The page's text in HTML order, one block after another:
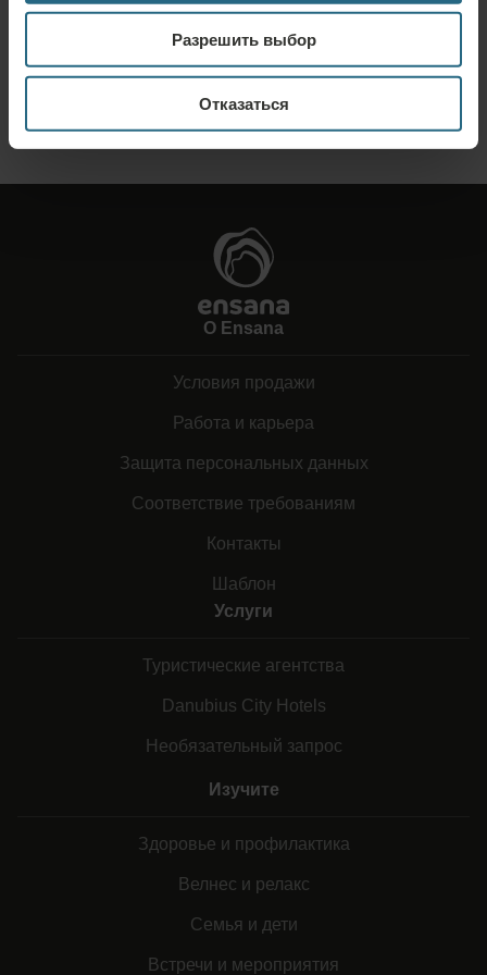
Разрешить выбор
Отказаться
наилучшее предложение. Мы будем рады предоставить вам
дополнительную информацию, которую вы не нашли на нашем сайте.
О Ensana
Условия продажи
Работа и карьера
Защита персональных данных
Соответствие требованиям
Контакты
Шаблон
Услуги
Туристические агентства
Danubius City Hotels
Необязательный запрос
Изучите
Здоровье и профилактика
Велнес и релакс
Семья и дети
Встречи и мероприятия